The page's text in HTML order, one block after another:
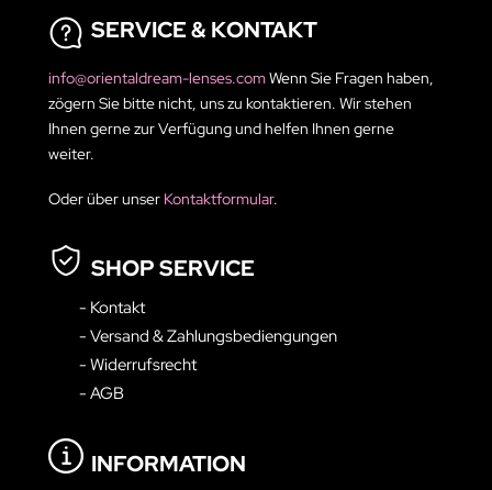
SERVICE & KONTAKT
info@orientaldream-lenses.comWenn Sie Fragen haben,
zögern Sie bitte nicht, uns zu kontaktieren. Wir stehen
Ihnen gerne zur Verfügung und helfen Ihnen gerne
weiter.
Oder über unser Kontaktformular.
SHOP SERVICE
- Kontakt
- Versand & Zahlungsbediengungen
- Widerrufsrecht
- AGB
INFORMATION